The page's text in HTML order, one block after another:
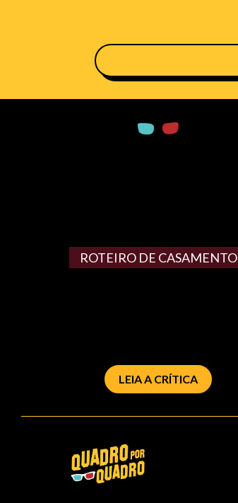
ROTEIRO DE CASAMENTO
LEIA A CRÍTICA